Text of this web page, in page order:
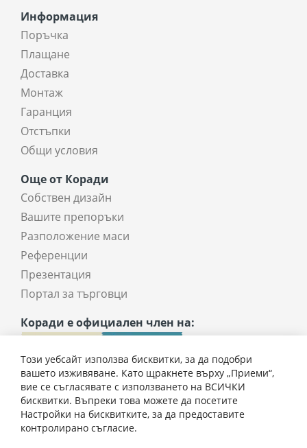
3074,00 € / 6012,22 лв.
Информация
Поръчка
Плащане
Доставка
Монтаж
Гаранция
Отстъпки
Общи условия
Още от Коради
Собствен дизайн
Вашите препоръки
Разположение маси
Референции
Презентация
Портал за търговци
Коради е официален член на:
Този уебсайт използва бисквитки, за да подобри
вашето изживяване. Като щракнете върху „Приеми“,
вие се съгласявате с използването на ВСИЧКИ
бисквитки. Въпреки това можете да посетите
Настройки на бисквитките, за да предоставите
контролирано съгласие.